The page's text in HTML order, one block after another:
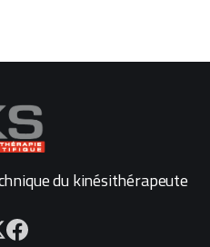
du kinésithérapeute